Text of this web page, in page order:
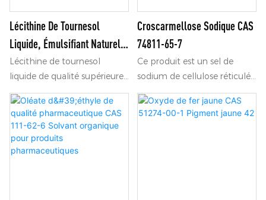
Lécithine De Tournesol
Liquide, Émulsifiant Naturel,
CAS 8002-43-5
Lécithine de tournesol
liquide de qualité supérieure,
sans OGM. Un émulsifiant et
vecteur de nutriments
naturel pour l'alimentation,
les compléments
alimentaires, les produits
Croscarmellose Sodique CAS
74811-65-7
Ce produit est un sel de
sodium de cellulose réticulée
et partiellement
carboxyméthylée. Il se
présente sous forme de